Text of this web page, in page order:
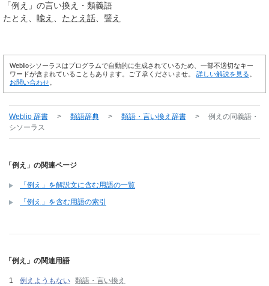
「例え 」の言い換え・類義語
たとえ
喩え たとえ話 譬え
Weblioシソーラスはプログラムで自動的に生成されているため、一部不適切なキー
ワードが含まれていることもあります。ご了承くださいませ。 詳しい解説を見る。
お問い合わせ。
Weblio 辞書 > 類語辞典 > 類語・言い換え辞書 > 例え の同義語・
シソーラス
「例え」の関連ページ
「例え」を解説文に含む用語の一覧
「例え」を含む用語の索引
「例え」の関連用語
例えようもない 類語・言い換え